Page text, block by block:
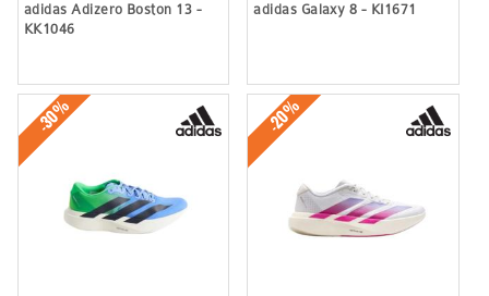
adidas Adizero Boston 13 -
KK1046
adidas Galaxy 8 - KI1671
-30% -20%